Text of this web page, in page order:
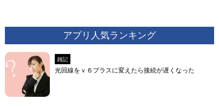
アプリ人気ランキング
雑記
光回線をｖ６プラスに変えたら接続が遅くなった